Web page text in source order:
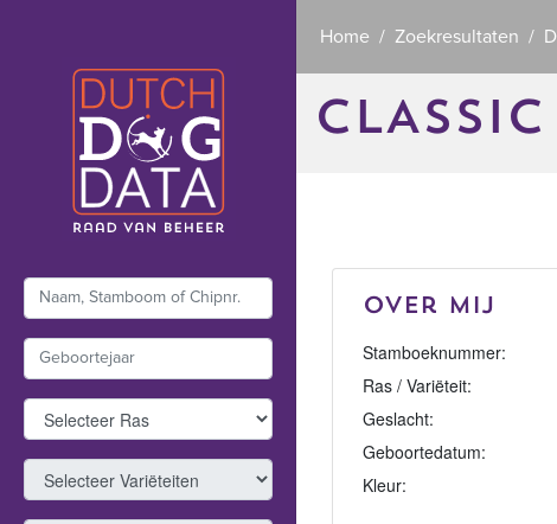
Home Zoekresultaten
Over mij
Stamboeknummer:
Ras / Variëteit:
Geslacht:
Geboortedatum:
Kleur: